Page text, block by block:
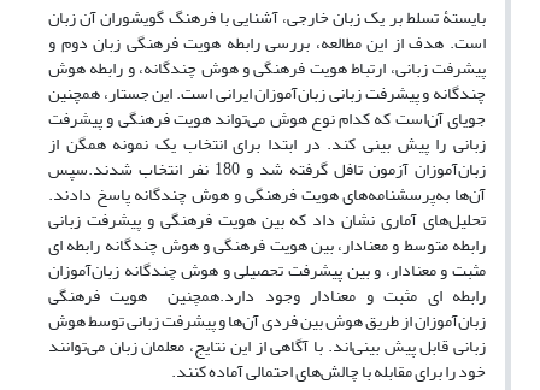
بایستۀ تسلط بر یک زبان خارجی، آشنایی با فرهنگ گویشوران آن زبان
است. هدف از این مطالعه، بررسی رابطه هویت فرهنگی زبان دوم و
پیشرفت زبانی، ارتباط هویت فرهنگی و هوش چندگانه، و رابطه هوش
چندگانه و پیشرفت زبانی زبان‌آموزان ایرانی است. این جستار، همچنین
جویای آن‌است که کدام نوع هوش می‌تواند هویت فرهنگی و پیشرفت
زبانی را پیش بینی کند. در ابتدا برای انتخاب یک نمونه همگن از
زبان‌آموزان آزمون تافل گرفته شد و 180 نفر انتخاب شدند.سپس
آن‌ها به‌پرسشنامه‌‌های هویت فرهنگی و هوش چندگانه پاسخ دادند.
تحلیل‌های آماری نشان داد که بین هویت فرهنگی و پیشرفت زبانی
رابطه متوسط و معنادار، بین هویت فرهنگی و هوش چندگانه رابطه ای
مثبت و معنادار، و بین پیشرفت تحصیلی و هوش چندگانه زبان‌آموزان
رابطه ای مثبت و معنادار وجود دارد.همچنین هویت فرهنگی
زبان‌آموزان از طریق هوش بین فردی آن‌ها و پیشرفت زبانی توسط هوش
زبانی قابل پیش بینی‌اند. با آگاهی از این نتایج، معلمان زبان می‌توانند
خود را برای مقابله با چالش‌های احتمالی آماده کنند.